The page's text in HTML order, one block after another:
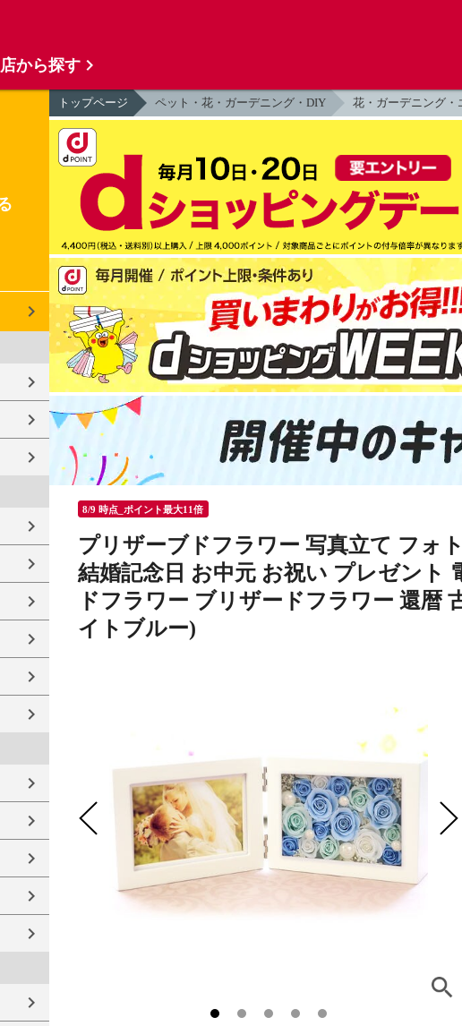
トップページ ペット・花・ガーデニング・DIY 花・ガーデニング・
8/9 時点_ポイント最大11倍
プリザーブドフラワー 写真立て フォ
結婚記念日 お中元 お祝い プレゼント
ドフラワー ブリザードフラワー 還暦
イトブルー)
から探す